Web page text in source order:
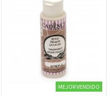
MEJOR VENDIDO